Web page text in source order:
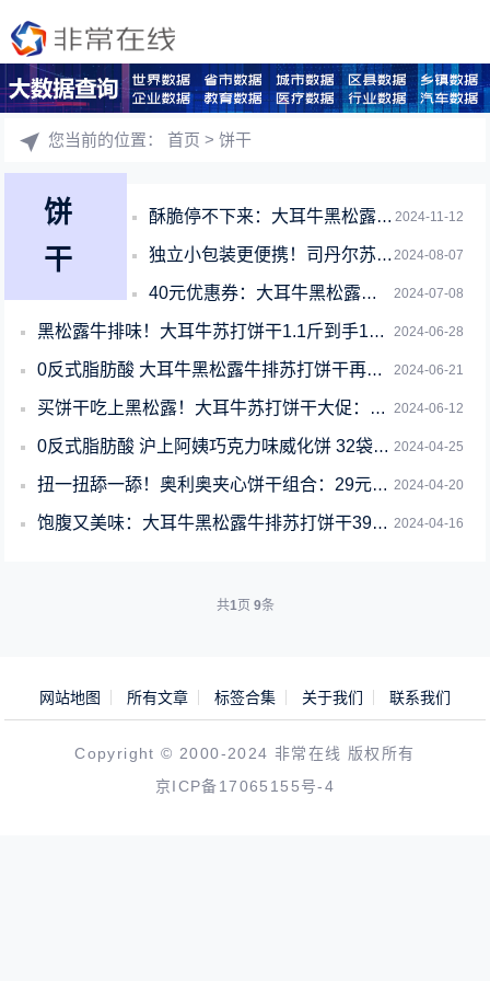
您当前的位置：首页 > 饼干
饼
干
2024-11-12
酥脆停不下来：大耳牛黑松露牛排苏打饼干110gx5袋到手16.9元
2024-08-07
独立小包装更便携！司丹尔苏打饼干官方狂促： 券后10.9元
2024-07-08
40元优惠券：大耳牛黑松露牛排苏打饼干110g*5袋到手16.9元
2024-06-28
黑松露牛排味！大耳牛苏打饼干1.1斤到手16元
2024-06-21
0反式脂肪酸 大耳牛黑松露牛排苏打饼干再发车：1.1斤仅16元
2024-06-12
买饼干吃上黑松露！大耳牛苏打饼干大促：立减40元 16.9到手
2024-04-25
0反式脂肪酸 沪上阿姨巧克力味威化饼 32袋到手19.9元
2024-04-20
扭一扭舔一舔！奥利奥夹心饼干组合：29元1.5斤
2024-04-16
饱腹又美味：大耳牛黑松露牛排苏打饼干39元一箱抄底
共1页 9条
网站地图 所有文章 标签合集 关于我们 联系我们
Copyright © 2000-2024 非常在线 版权所有
京ICP备17065155号-4